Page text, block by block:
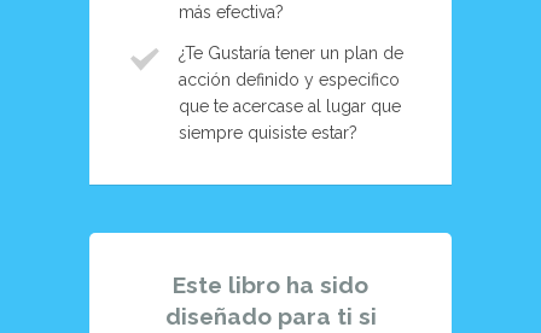
más efectiva?
¿Te Gustaría tener un plan de
acción definido y especifico
que te acercase al lugar que
siempre quisiste estar?
Este libro ha sido
diseñado para ti si